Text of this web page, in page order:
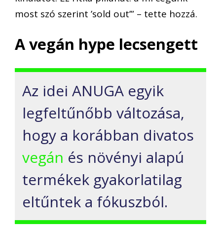
most szó szerint ’sold out’” – tette hozzá.
A vegán hype lecsengett
Az idei ANUGA egyik
legfeltűnőbb változása,
hogy a korábban divatos
vegán és növényi alapú
termékek gyakorlatilag
eltűntek a fókuszból.